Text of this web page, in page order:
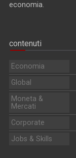
economia.
contenuti
Economia
Global
Moneta &
Mercati
Corporate
Jobs & Skills